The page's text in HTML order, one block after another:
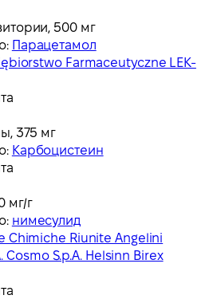
500 мг
Парацетамол
Farmaceutyczne LEK-
375 мг
Карбоцистеин
мг/г
нимесулид
Chimiche Riunite Angelini
Cosmo S.p.A. Helsinn Birex